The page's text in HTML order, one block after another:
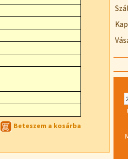
Beteszem a kosárba